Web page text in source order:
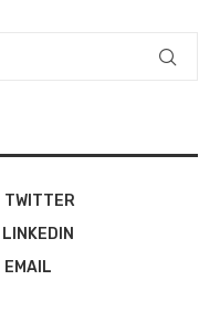
TWITTER
LINKEDIN
EMAIL